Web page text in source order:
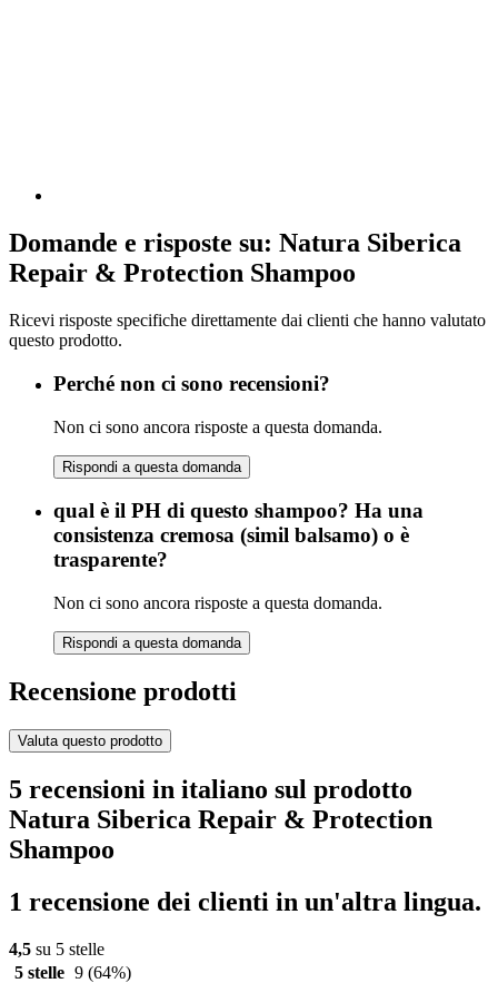
Domande e risposte su: Natura Siberica
Repair & Protection Shampoo
Ricevi risposte specifiche direttamente dai clienti che hanno valutato
questo prodotto.
Perché non ci sono recensioni?
Non ci sono ancora risposte a questa domanda.
Rispondi a questa domanda
qual è il PH di questo shampoo? Ha una
consistenza cremosa (simil balsamo) o è
trasparente?
Non ci sono ancora risposte a questa domanda.
Rispondi a questa domanda
Recensione prodotti
Valuta questo prodotto
5 recensioni in italiano sul prodotto
Natura Siberica Repair & Protection
Shampoo
1 recensione dei clienti in un'altra lingua.
4,5 su 5 stelle
5 stelle 9 (64%)